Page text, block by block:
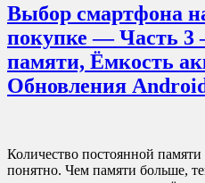
Выбор смартфона
покупке — Часть 3
памяти, Ёмкость
Обновления
Количество постоянной
понятно. Чем памяти больше,